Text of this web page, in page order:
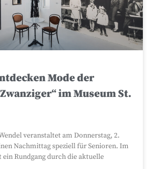
Mode der
im Museum St.
veranstaltet am Donnerstag, 2.
Nachmittag speziell für Senioren. Im
Rundgang durch die aktuelle